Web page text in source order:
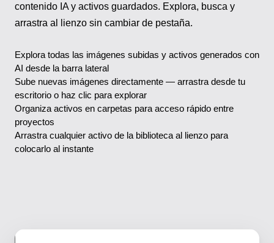
contenido IA y activos guardados. Explora, busca y
arrastra al lienzo sin cambiar de pestaña.
Explora todas las imágenes subidas y activos generados con
AI desde la barra lateral
Sube nuevas imágenes directamente — arrastra desde tu
escritorio o haz clic para explorar
Organiza activos en carpetas para acceso rápido entre
proyectos
Arrastra cualquier activo de la biblioteca al lienzo para
colocarlo al instante